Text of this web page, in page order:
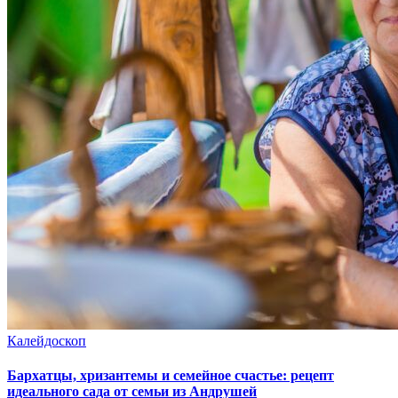
Калейдоскоп
Бархатцы, хризантемы и семейное счастье: рецепт
идеального сада от семьи из Андрушей